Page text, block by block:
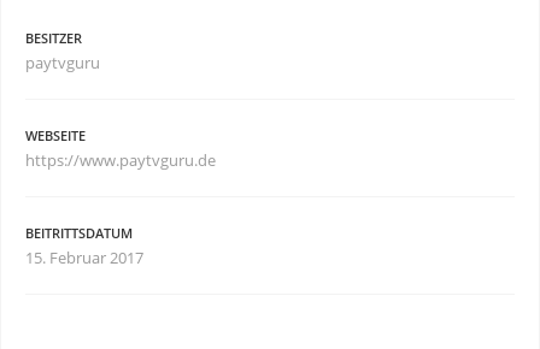
BESITZER
paytvguru
WEBSEITE
https://www.paytvguru.de
BEITRITTSDATUM
15. Februar 2017